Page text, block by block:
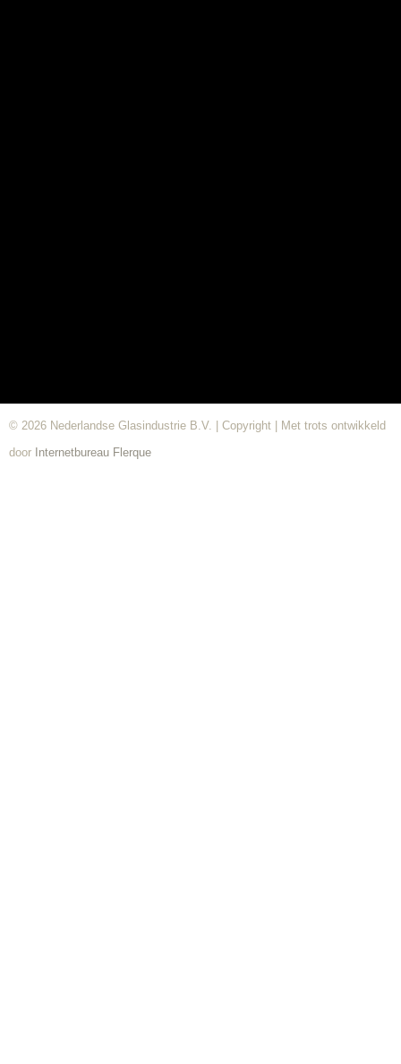
© 2026 Nederlandse Glasindustrie B.V. | Copyright | Met trots ontwikkeld
door Internetbureau Flerque